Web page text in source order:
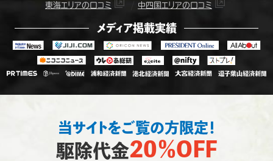
東海エリアの口コミ
中四国エリアの口コミ
メディア掲載実績
当サイトをご覧の方限定！
駆除代金20％OFF